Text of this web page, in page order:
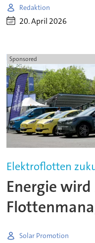
Redaktion
20. April 2026
Sponsored
Elektroflotten
Energie
Solar Promotion